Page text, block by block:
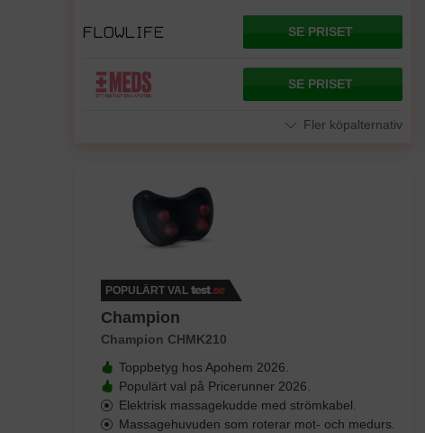
SE PRISET
SE PRISET
Fler köpalternativ
POPULÄRT VAL
Champion
Champion CHMK210
Toppbetyg hos Apohem 2026.
Populärt val på Pricerunner 2026.
Elektrisk massagekudde med strömkabel.
Massagehuvuden som roterar mot- och medurs.